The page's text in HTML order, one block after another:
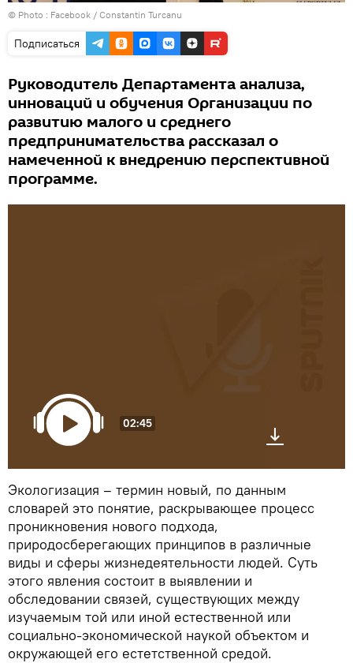
© Photo : Facebook / Constantin Turcanu
Подписаться
Руководитель Департамента анализа,
инноваций и обучения Организации по
развитию малого и среднего
предпринимательства рассказал о
намеченной к внедрению перспективной
программе.
02:45
Экологизация – термин новый, по данным
словарей это понятие, раскрывающее процесс
проникновения нового подхода,
природосберегающих принципов в различные
виды и сферы жизнедеятельности людей. Суть
этого явления состоит в выявлении и
обследовании связей, существующих между
изучаемым той или иной естественной или
социально-экономической наукой объектом и
окружающей его естетственной средой.